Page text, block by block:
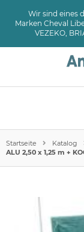
Wir sind eines
Marken Cheval
VEZEKO,
Startseite Katalog
ALU 2,50 x 1,25 m +